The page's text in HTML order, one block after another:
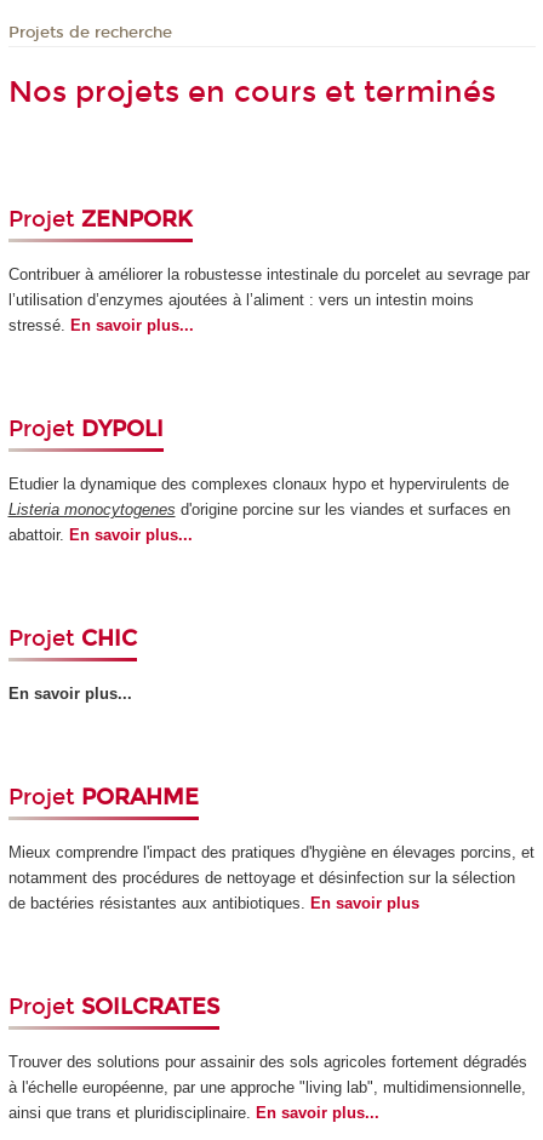
Projets de recherche
Nos projets en cours et terminés
Projet ZENPORK
Contribuer à améliorer la robustesse intestinale du porcelet au sevrage par
l’utilisation d’enzymes ajoutées à l’aliment : vers un intestin moins
stressé. En savoir plus...
Projet DYPOLI
Etudier la dynamique des complexes clonaux hypo et hypervirulents de
Listeria monocytogenes d'origine porcine sur les viandes et surfaces en
abattoir. En savoir plus...
Projet CHIC
En savoir plus...
Projet PORAHME
Mieux comprendre l'impact des pratiques d'hygiène en élevages porcins, et
notamment des procédures de nettoyage et désinfection sur la sélection
de bactéries résistantes aux antibiotiques. En savoir plus
Projet SOILCRATES
Trouver des solutions pour assainir des sols agricoles fortement dégradés
à l'échelle européenne, par une approche "living lab", multidimensionnelle,
ainsi que trans et pluridisciplinaire. En savoir plus...